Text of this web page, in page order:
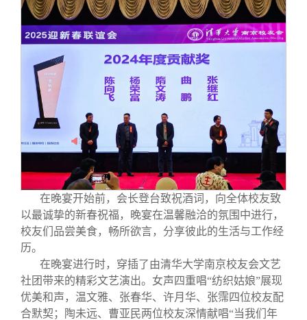
在晚宴开始前，会长登台致祝酒词，向全体校友致
以最诚挚的新春祝福，晚宴在温馨融洽的氛围中进行，
校友们品尝美食，畅所欲言，分享彼此的生活与工作经
历。
在晚宴进行时，穿插了由清华大学南京校友会文艺
社团带来的精彩文艺演出。女声四重唱“纺织姑娘”展现
优美和声，温文雅、张春华、许月华、张霈四位校友配
合默契；陶未远、曹亚民两位校友深情献唱“当我们年